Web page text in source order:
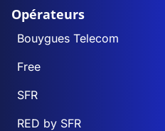
Opérateurs
Bouygues Telecom
Free
SFR
RED by SFR